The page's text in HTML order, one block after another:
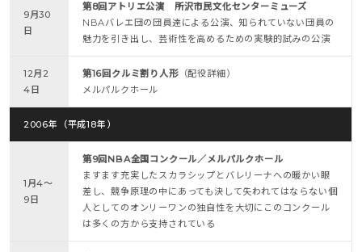
9月30
日
第8回アトリエ公演 所沢市民文化センターミューズ
NBAバレエ団の団員達による公演、知られていない団員の
魅力を引き出し、芸術性を高めるための実験的試みの公演
12月2
4日
第16回クルミ割り人形（配役詳細）
メルパルクホール
2006年（平成18年）
1月4～
9日
第9回NBA全国コンクール／メルパルクホール
ますます充実したスカラシップとバレリーナへの暖かい眼
差し、競争原理の中にあっても決して失われてはならない個
人としてのオンリーワンの独自性を大切にこのコンクール
は多くの方から支持されている